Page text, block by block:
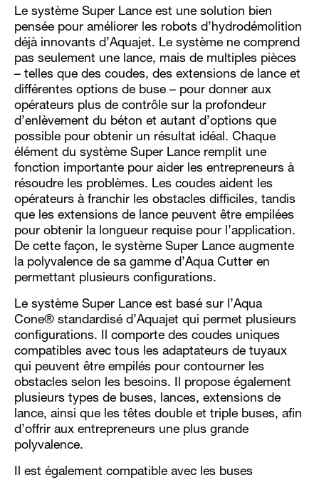
Le système Super Lance est une solution bien
pensée pour améliorer les robots d’hydrodémolition
déjà innovants d’Aquajet. Le système ne comprend
pas seulement une lance, mais de multiples pièces
– telles que des coudes, des extensions de lance et
différentes options de buse – pour donner aux
opérateurs plus de contrôle sur la profondeur
d’enlèvement du béton et autant d’options que
possible pour obtenir un résultat idéal. Chaque
élément du système Super Lance remplit une
fonction importante pour aider les entrepreneurs à
résoudre les problèmes. Les coudes aident les
opérateurs à franchir les obstacles difficiles, tandis
que les extensions de lance peuvent être empilées
pour obtenir la longueur requise pour l’application.
De cette façon, le système Super Lance augmente
la polyvalence de sa gamme d’Aqua Cutter en
permettant plusieurs configurations.
Le système Super Lance est basé sur l’Aqua
Cone® standardisé d’Aquajet qui permet plusieurs
configurations. Il comporte des coudes uniques
compatibles avec tous les adaptateurs de tuyaux
qui peuvent être empilés pour contourner les
obstacles selon les besoins. Il propose également
plusieurs types de buses, lances, extensions de
lance, ainsi que les têtes double et triple buses, afin
d’offrir aux entrepreneurs une plus grande
polyvalence.
Il est également compatible avec les buses